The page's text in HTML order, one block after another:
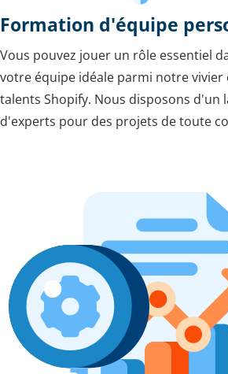
Formation d'équipe
Vous pouvez jouer un rôle essentiel
votre équipe idéale parmi notre vivier
talents Shopify. Nous disposons d'un
d'experts pour des projets de toute